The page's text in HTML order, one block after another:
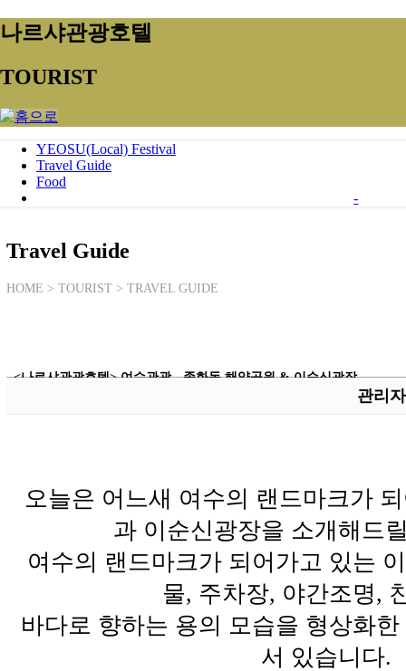
나르샤관광호텔
TOURIST
YEOSU(Local) Festival
Travel Guide
Food
-
Travel Guide
HOME > TOURIST > TRAVEL GUIDE
<나르샤관광호텔> 여수관광 - 종화동 해양공원 & 이순신광장
관리자
오늘은 어느새 여수의 랜드마크가
과 이순신광장을 소개해드
여수의 랜드마크가 되어가고 있는
물, 주차장, 야간조명,
바다로 향하는 용의 모습을 형상화
서 있습니다.